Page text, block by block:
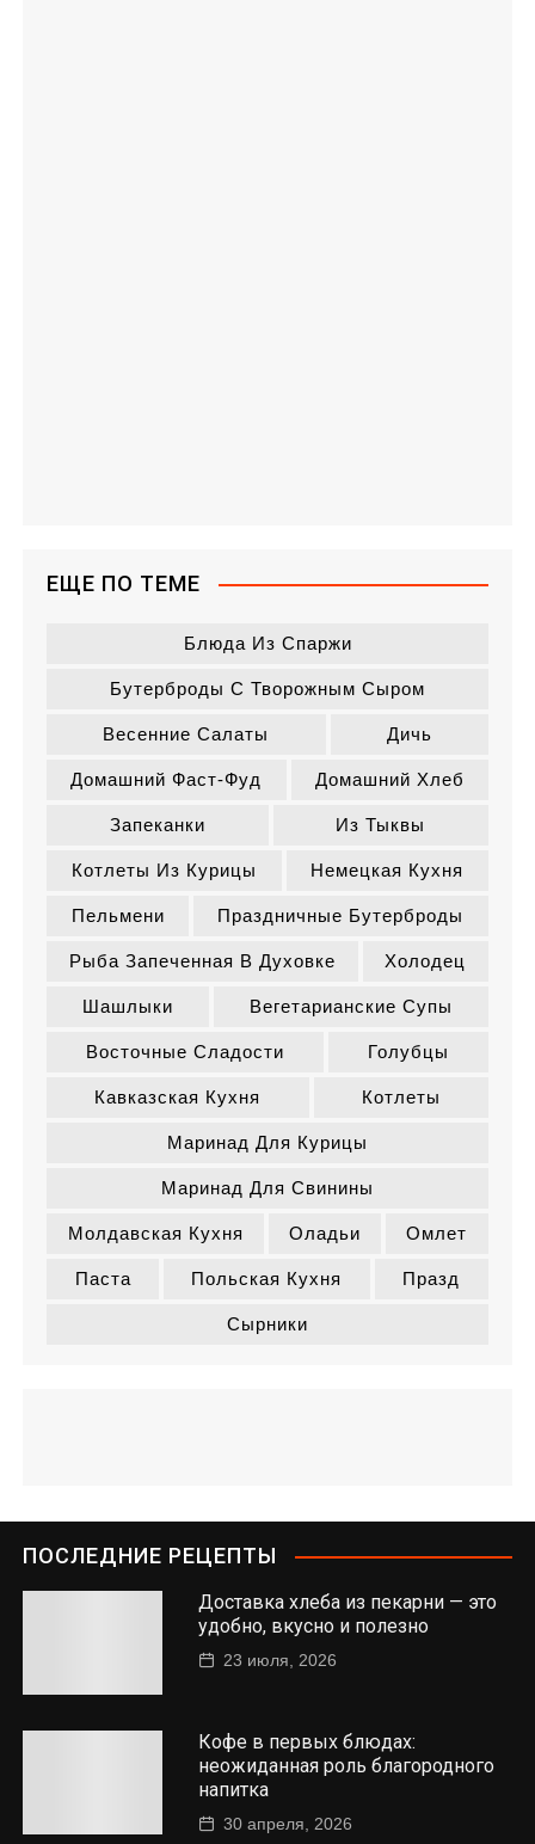
ЕЩЕ ПО ТЕМЕ
Блюда Из Спаржи
Бутерброды С Творожным Сыром
Весенние Салаты Дичь
Домашний Фаст-Фуд Домашний Хлеб
Запеканки Из Тыквы
Котлеты Из Курицы Немецкая Кухня
Пельмени Праздничные Бутерброды
Рыба Запеченная В Духовке Холодец
Шашлыки Вегетарианские Супы
Восточные Сладости Голубцы
Кавказская Кухня Котлеты
Маринад Для Курицы
Маринад Для Свинины
Молдавская Кухня Оладьи Омлет
Паста Польская Кухня Празд
Сырники
ПОСЛЕДНИЕ РЕЦЕПТЫ
Доставка хлеба из пекарни — это
удобно, вкусно и полезно
23 июля, 2026
Кофе в первых блюдах:
неожиданная роль благородного
напитка
30 апреля, 2026